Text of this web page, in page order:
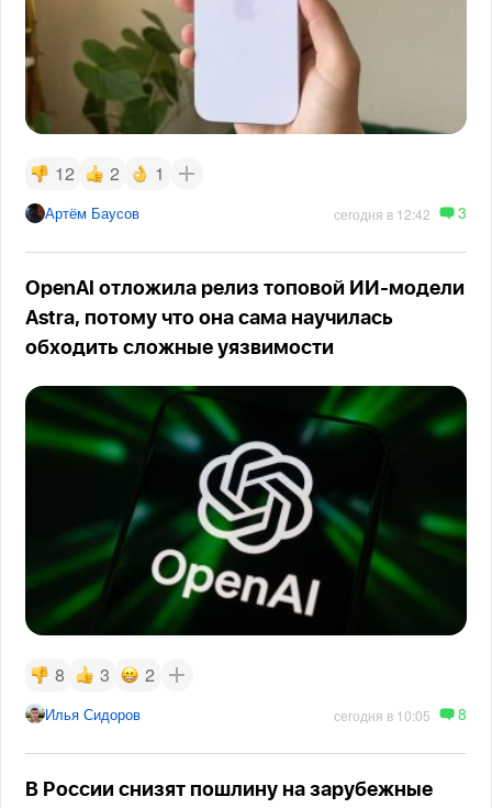
12 2 1
Артём Баусов сегодня в 12:42 3
OpenAI отложила релиз топовой ИИ-модели
Astra, потому что она сама научилась
обходить сложные уязвимости
8 3 2
Илья Сидоров сегодня в 10:05 8
В России снизят пошлину на зарубежные